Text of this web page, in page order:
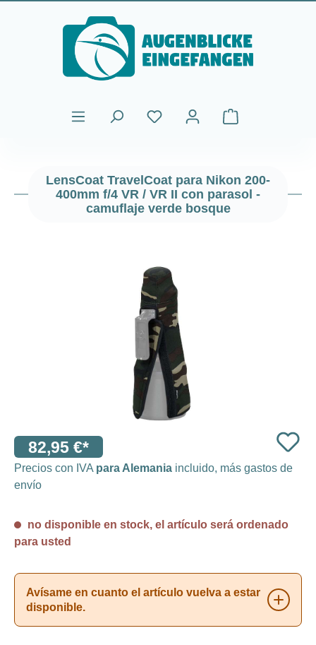
Saltar al contenido principal
El carrito de
LensCoat TravelCoat para Nikon 200-
400mm f/4 VR / VR II con parasol -
camuflaje verde bosque
82,95 €*
Precios con IVA para Alemania incluido, más gastos de
envío
no disponible en stock, el artículo será ordenado
para usted
Avísame en cuanto el artículo vuelva a estar
disponible.